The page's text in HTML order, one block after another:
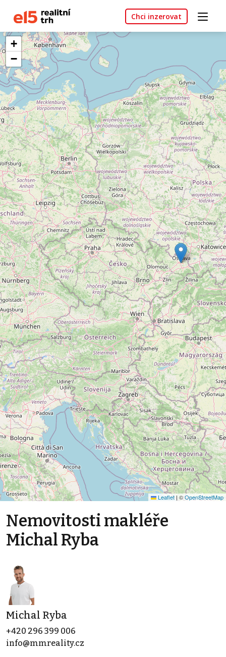
Chci inzerovat
+
−
Leaflet | ©OpenStreetMap
Nemovitosti makléře
Michal Ryba
Michal Ryba
+420 296 399 006
info@mmreality.cz